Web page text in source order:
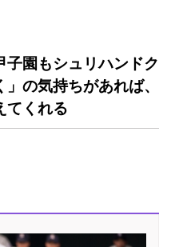
子園もシュリハンドク
の気持ちがあれば、
てくれる